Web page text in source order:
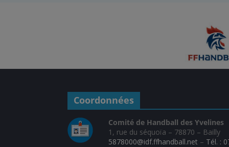
Coordonnées
Comité de Handball des Yvelines
1, rue du séquoïa – 78870 – Bailly
5878000@idf.ffhandball.net – Tél. :